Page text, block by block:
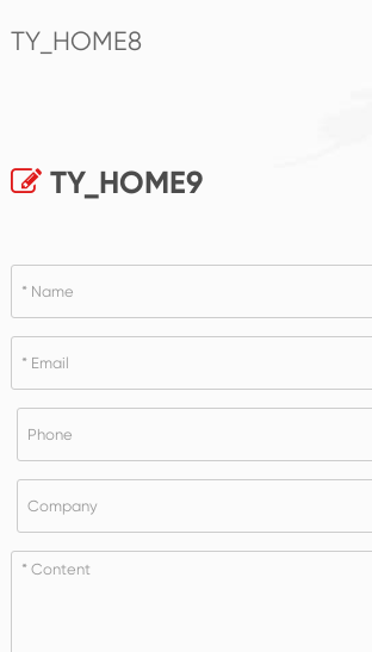
TY_HOME8
TY_HOME9